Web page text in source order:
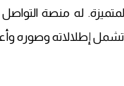
له منصة التواصل
إطلالاته وصوره